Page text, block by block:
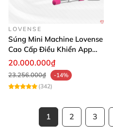
LOVENSE
Súng Mini Machine Lovense
Cao Cấp Điều Khiển App
Siêu Phê
20.000.000₫
23.256.000₫
-14%
(342)
1 2 3